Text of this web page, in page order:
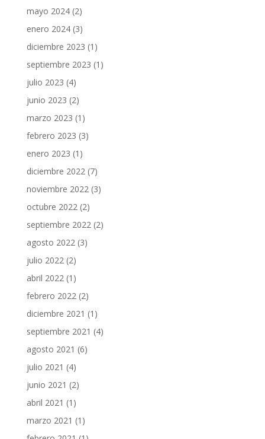
mayo 2024(2)
enero 2024(3)
diciembre 2023 (1)
septiembre 2023 (1)
julio 2023 (4)
junio 2023 (2)
marzo 2023 (1)
febrero 2023 (3)
enero 2023 (1)
diciembre 2022(7)
noviembre 2022(3)
octubre 2022(2)
septiembre 2022(2)
agosto 2022(3)
julio 2022(2)
abril 2022(1)
febrero 2022(2)
diciembre 2021 (1)
septiembre 2021 (4)
agosto 2021 (6)
julio 2021 (4)
junio 2021 (2)
abril 2021 (1)
marzo 2021 (1)